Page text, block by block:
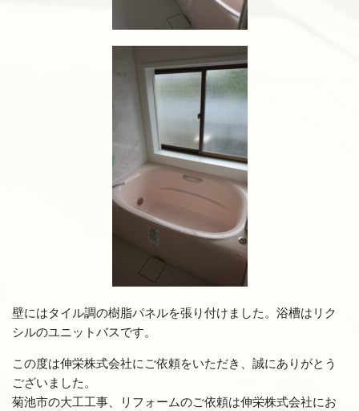
壁にはタイル調の樹脂パネルを張り付けました。浴槽はリク
シルのユニットバスです。
この度は伸栄株式会社にご依頼をいただき、誠にありがとう
ございました。
菊池市の大工工事、リフォームのご依頼は伸栄株式会社にお